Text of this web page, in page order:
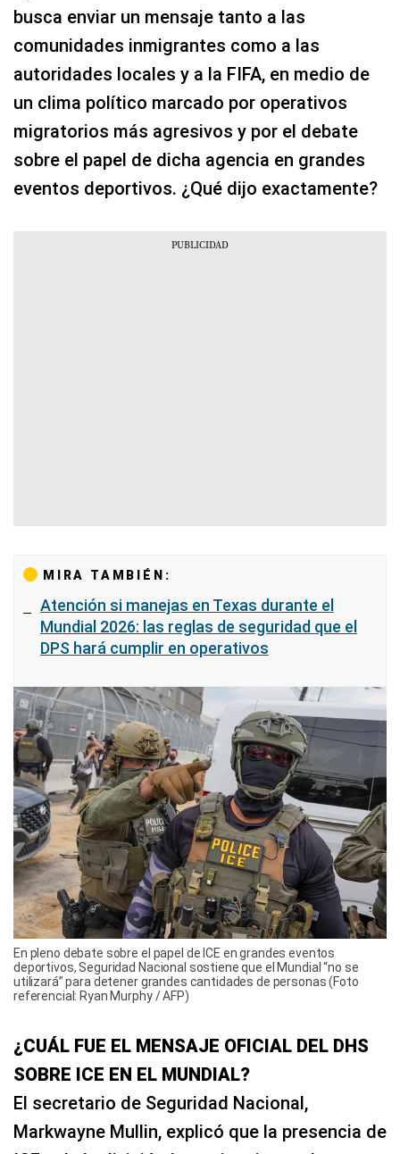
busca enviar un mensaje tanto a las
comunidades inmigrantes como a las
autoridades locales y a la FIFA, en medio de
un clima político marcado por operativos
migratorios más agresivos y por el debate
sobre el papel de dicha agencia en grandes
eventos deportivos. ¿Qué dijo exactamente?
MIRA TAMBIÉN:
Atención si manejas en Texas durante el
Mundial 2026: las reglas de seguridad que el
DPS hará cumplir en operativos
En pleno debate sobre el papel de ICE en grandes eventos
deportivos, Seguridad Nacional sostiene que el Mundial “no se
utilizará” para detener grandes cantidades de personas (Foto
referencial: Ryan Murphy / AFP)
¿CUÁL FUE EL MENSAJE OFICIAL DEL DHS
SOBRE ICE EN EL MUNDIAL?
El secretario de Seguridad Nacional,
Markwayne Mullin, explicó que la presencia de